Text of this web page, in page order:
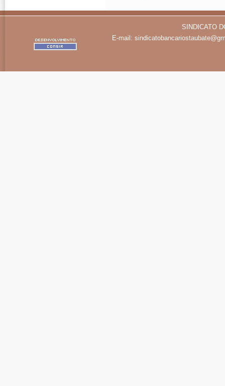
SINDICATO
E-mail: